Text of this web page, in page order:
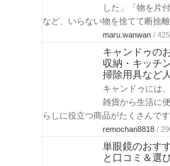
した」「物を片
など、いらない物を捨てて断捨
maru.wanwan /
キャンドゥの
収納・キッチ
掃除用具など
キャンドゥには
雑貨から生活に
らしに役立つ商品がたくさんで
remochan8818 /
単眼鏡のおす
と口コミ＆選